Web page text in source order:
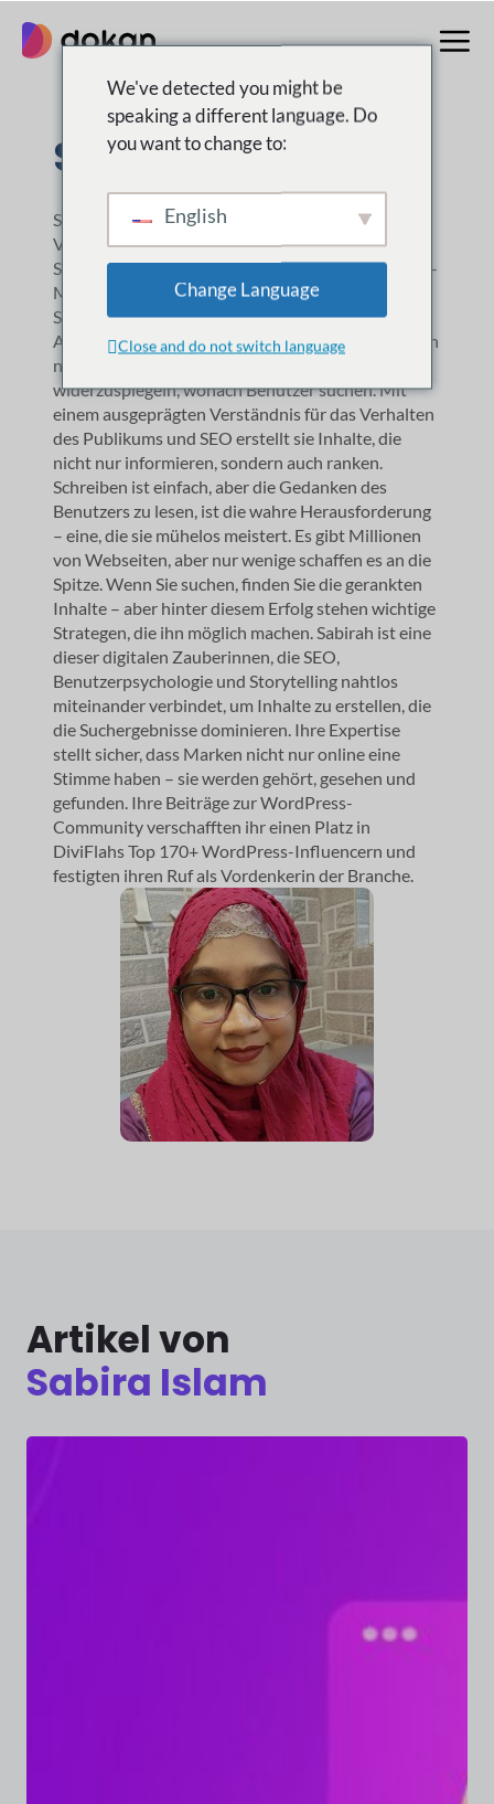
Inhalt
springen
Sabira Islam
Sabirah Islam ist eine der besten Content-
Vermarkterinnen und Autorinnen für WordPress.
Sie ist bei weDevs und Dokan stark in das Content-
Marketing eingebunden, wo sie über das bloße
Schreiben hinausgeht – sie entschlüsselt die
Absichten der Benutzer. Für sie geht es bei Inhalten
nicht nur um Worte; es geht darum,
widerzuspiegeln, wonach Benutzer suchen. Mit
einem ausgeprägten Verständnis für das Verhalten
des Publikums und SEO erstellt sie Inhalte, die
nicht nur informieren, sondern auch ranken.
Schreiben ist einfach, aber die Gedanken des
Benutzers zu lesen, ist die wahre Herausforderung
– eine, die sie mühelos meistert. Es gibt Millionen
von Webseiten, aber nur wenige schaffen es an die
Spitze. Wenn Sie suchen, finden Sie die gerankten
Inhalte – aber hinter diesem Erfolg stehen wichtige
Strategen, die ihn möglich machen. Sabirah ist eine
dieser digitalen Zauberinnen, die SEO,
Benutzerpsychologie und Storytelling nahtlos
miteinander verbindet, um Inhalte zu erstellen, die
die Suchergebnisse dominieren. Ihre Expertise
stellt sicher, dass Marken nicht nur online eine
Stimme haben – sie werden gehört, gesehen und
gefunden. Ihre Beiträge zur WordPress-
Community verschafften ihr einen Platz in
DiviFlahs Top 170+ WordPress-Influencern und
festigten ihren Ruf als Vordenkerin der Branche.
Artikel von
Sabira Islam
We've detected you might be
speaking a different language. Do
you want to change to:
English
Change Language
Close and do not switch language